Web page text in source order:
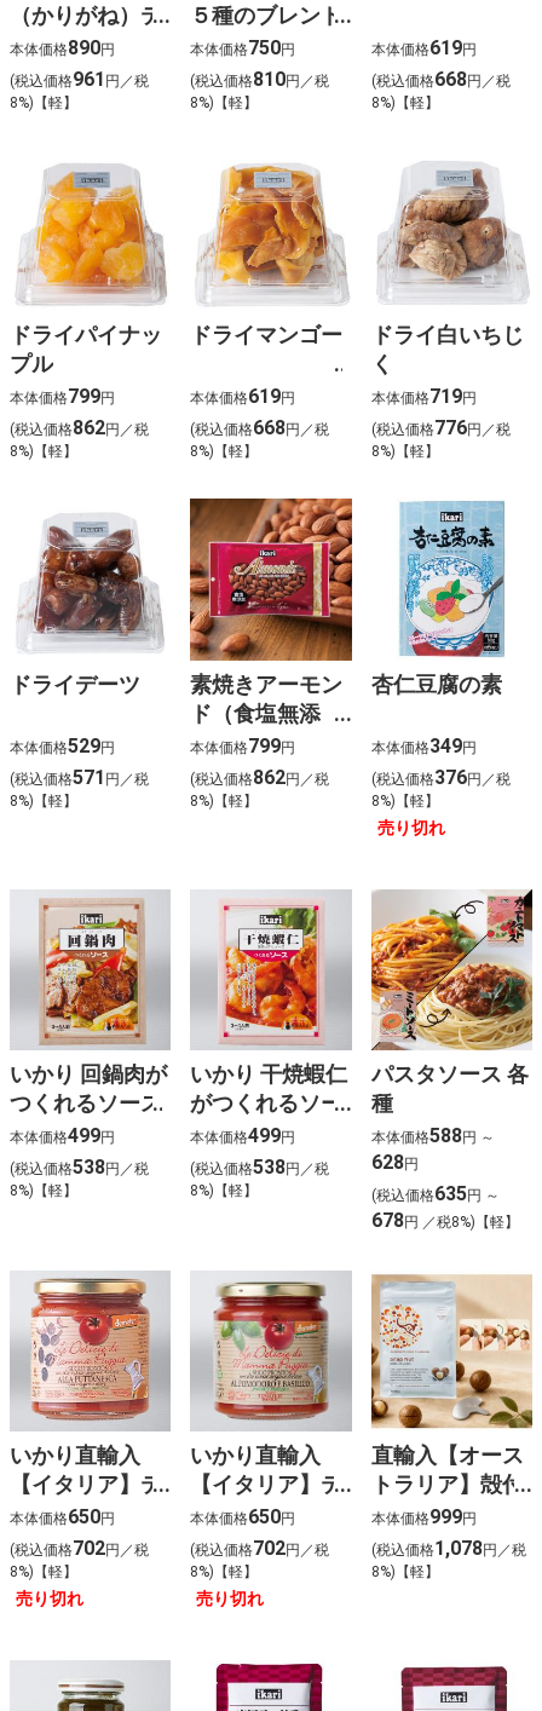
（かりがね）テ
ィーバッグ２０
ＴＢ
本体価格890円
(税込価格961 円／税
8%)【軽】
５種のブレンド
茶
本体価格750円
(税込価格810円／税
8%)【軽】
本体価格619円
(税込価格668円／税
8%)【軽】
ドライパイナッ
プル
本体価格799円
(税込価格862円／税
8%)【軽】
ドライマンゴー
本体価格619円
(税込価格668円／税
8%)【軽】
ドライ白いちじ
く
本体価格719円
(税込価格776円／税
8%)【軽】
ドライデーツ
本体価格529円
(税込価格571 円／税
8%)【軽】
素焼きアーモン
ド（食塩無添
加）
本体価格799円
(税込価格862円／税
8%)【軽】
杏仁豆腐の素
本体価格349円
(税込価格376円／税
8%)【軽】
売り切れ
いかり 回鍋肉が
つくれるソース
本体価格499円
(税込価格538円／税
8%)【軽】
いかり 干焼蝦仁
がつくれるソー
ス
本体価格499円
(税込価格538円／税
8%)【軽】
パスタソース 各
種
本体価格588円 ～
628円
(税込価格635円 ～
678円 ／税8%)【軽】
いかり直輸入
【イタリア】テ
レ・ディ・サン
ジョルジョ 有機
パスタソース プ
ッタネスカ
本体価格650円
(税込価格702円／税
8%)【軽】
売り切れ
いかり直輸入
【イタリア】テ
レ・ディ・サン
ジョルジョ 有機
パスタソース ポ
モドーロ エ バ
本体価格650円
(税込価格702円／税
8%)【軽】
売り切れ
直輸入【オース
トラリア】殻付
マカダミアナッ
ツ（有塩）
本体価格999円
(税込価格1,078円／税
8%)【軽】